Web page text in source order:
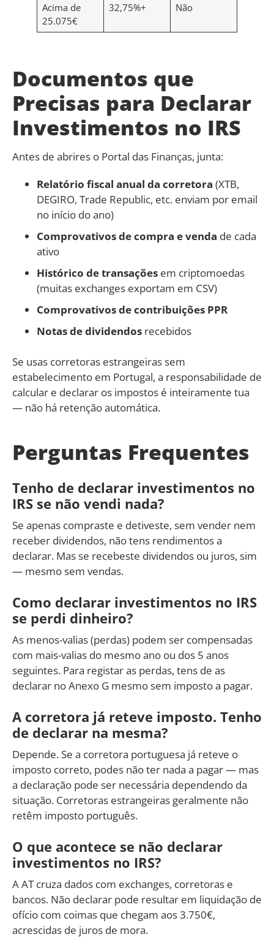
Acima de
25.075€
32,75%+ Não
Documentos que
Precisas para Declarar
Investimentos no IRS
Antes de abrires o Portal das Finanças, junta:
Relatório fiscal anual da corretora (XTB,
DEGIRO, Trade Republic, etc. enviam por email
no início do ano)
Comprovativos de compra e venda de cada
ativo
Histórico de transações em criptomoedas
(muitas exchanges exportam em CSV)
Comprovativos de contribuições PPR
Notas de dividendos recebidos
Se usas corretoras estrangeiras sem
estabelecimento em Portugal, a responsabilidade de
calcular e declarar os impostos é inteiramente tua
— não há retenção automática.
Perguntas Frequentes
Tenho de declarar investimentos no
IRS se não vendi nada?
Se apenas compraste e detiveste, sem vender nem
receber dividendos, não tens rendimentos a
declarar. Mas se recebeste dividendos ou juros, sim
— mesmo sem vendas.
Como declarar investimentos no IRS
se perdi dinheiro?
As menos-valias (perdas) podem ser compensadas
com mais-valias do mesmo ano ou dos 5 anos
seguintes. Para registar as perdas, tens de as
declarar no Anexo G mesmo sem imposto a pagar.
A corretora já reteve imposto. Tenho
de declarar na mesma?
Depende. Se a corretora portuguesa já reteve o
imposto correto, podes não ter nada a pagar — mas
a declaração pode ser necessária dependendo da
situação. Corretoras estrangeiras geralmente não
retêm imposto português.
O que acontece se não declarar
investimentos no IRS?
A AT cruza dados com exchanges, corretoras e
bancos. Não declarar pode resultar em liquidação de
ofício com coimas que chegam aos 3.750€,
acrescidas de juros de mora.